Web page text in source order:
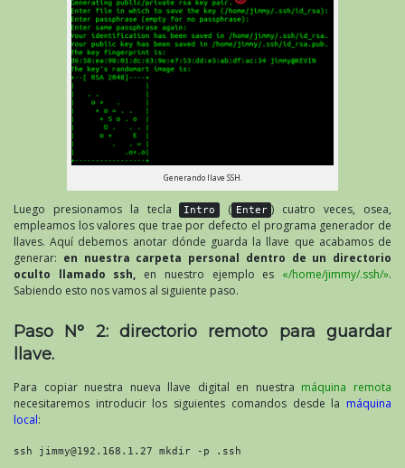
Generando llave SSH.
Luego presionamos la tecla Intro ( Enter ) cuatro veces, osea,
empleamos los valores que trae por defecto el programa generador de
llaves. Aquí debemos anotar dónde guarda la llave que acabamos de
generar: en nuestra carpeta personal dentro de un directorio
oculto llamado ssh, en nuestro ejemplo es «/home/jimmy/.ssh/».
Sabiendo esto nos vamos al siguiente paso.
Paso N° 2: directorio remoto para guardar
llave.
Para copiar nuestra nueva llave digital en nuestra máquina remota
necesitaremos introducir los siguientes comandos desde la máquina
local:
ssh jimmy@192.168.1.27 mkdir -p .ssh